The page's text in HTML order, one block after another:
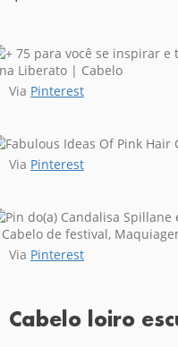
Via Pinterest
Via Pinterest
Via Pinterest
Cabelo loiro